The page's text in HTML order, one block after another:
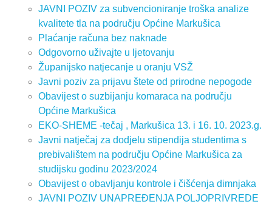
JAVNI POZIV za subvencioniranje troška analize
kvalitete tla na području Općine Markušica
Plaćanje računa bez naknade
Odgovorno uživajte u ljetovanju
Županijsko natjecanje u oranju VSŽ
Javni poziv za prijavu štete od prirodne nepogode
Obavijest o suzbijanju komaraca na području
Općine Markušica
EKO-SHEME -tečaj , Markušica 13. i 16. 10. 2023.g.
Javni natječaj za dodjelu stipendija studentima s
prebivalištem na području Općine Markušica za
studijsku godinu 2023/2024
Obavijest o obavljanju kontrole i čišćenja dimnjaka
JAVNI POZIV UNAPREĐENJA POLJOPRIVREDE